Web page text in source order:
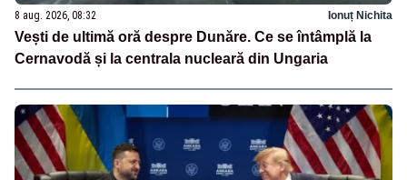
8 aug. 2026, 08:32 Ionuț Nichita
Vești de ultimă oră despre Dunăre. Ce se întâmplă la
Cernavodă și la centrala nucleară din Ungaria